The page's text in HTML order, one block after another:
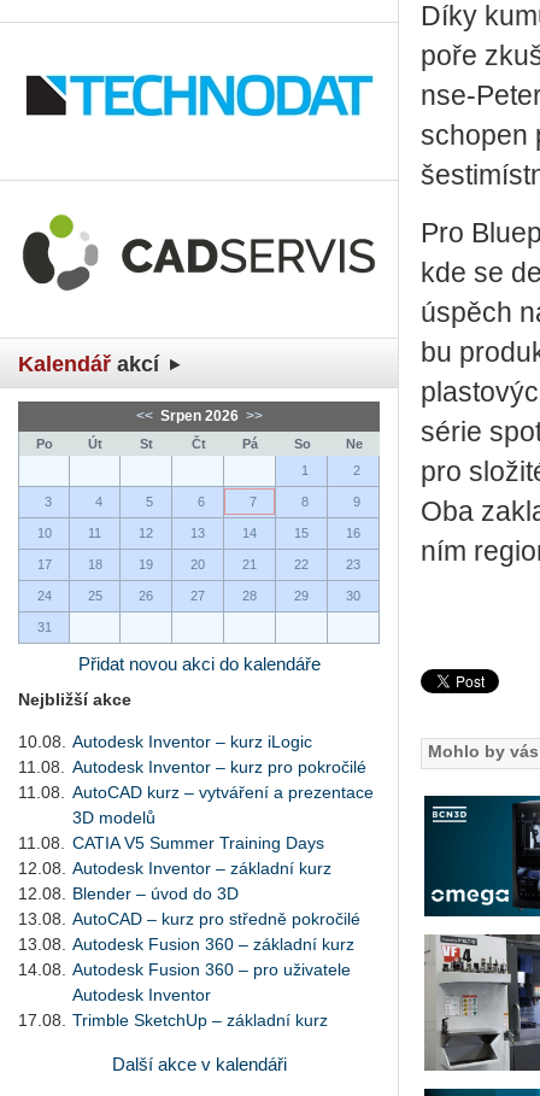
Kalendář akcí
<< Srpen 2026 >>
Po Út St Čt Pá So
Ne
1
2
3 4 5 6 7 8 9
10 11 12 13 14 15 16
17 18 19 20 21 22 23
24 25 26 27 28 29 30
31
Přidat novou akci do kalendáře
Nejbližší akce
10.08.
Autodesk Inventor – kurz iLogic
11.08.
Autodesk Inventor – kurz pro pokročilé
11.08.
AutoCAD kurz – vytváření a prezentace
3D modelů
11.08.
CATIA V5 Summer Training Days
12.08.
Autodesk Inventor – základní kurz
12.08.
Blender – úvod do 3D
13.08.
AutoCAD – kurz pro středně pokročilé
13.08.
Autodesk Fusion 360 – základní kurz
14.08.
Autodesk Fusion 360 – pro uživatele
Autodesk Inventor
17.08.
Trimble SketchUp – základní kurz
Další akce v kalendáři
Díky
po­ře
nse-
schop­en
Pro
kde se
úspěch
bu
série
pro
Oba
ním
Mohlo by